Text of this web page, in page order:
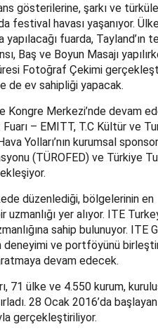
gösterilerine, şarkı ve
festival havası yaşanıyor.
fuarda, Tayland’ın
Baş ve Boyun Masajı
Fotoğraf Çekimi
de ev sahipliği yapacak.
Kongre Merkezi’nde devam
– EMITT, T.C Kültür ve
Yolları’nın kurumsal
(TÜROFED) ve Türkiye
düzenlediği, bölgelerinin en
yer alıyor. ITE
sahip bulunuyor. ITE
deneyimi ve portföyünü
devam edecek.
71 ülke ve 4.550 kurum,
28 Ocak 2016’da
gerçekleştiriliyor.